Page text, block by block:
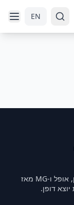
EN
השותף המהימן שלכם לחלקי חילוף פיג'ו, סיטרואן, אופל ו-MG מאז